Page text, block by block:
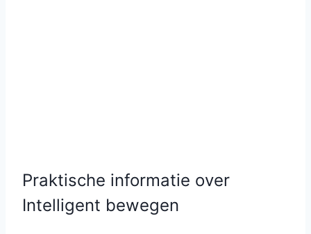
Praktische informatie over
Intelligent bewegen